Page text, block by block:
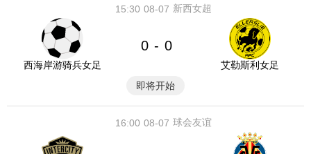
08-07
15:30 新西女超
西海岸游骑兵女足
0 - 0
艾勒斯利女足
即将开始
08-07
16:00 球会友谊